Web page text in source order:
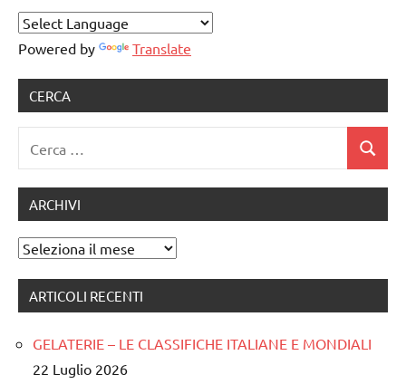
Powered by Translate
CERCA
per:
Cerca
ARCHIVI
Archivi
ARTICOLI RECENTI
GELATERIE – LE CLASSIFICHE ITALIANE E MONDIALI
22 Luglio 2026